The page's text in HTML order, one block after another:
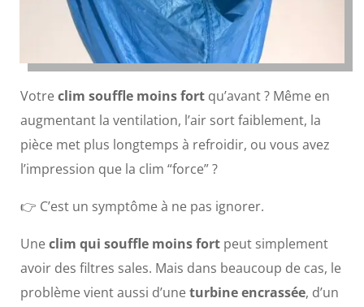
Votreclim souffle moins fort qu’avant ? Même en
augmentant la ventilation, l’air sort faiblement, la
pièce met plus longtemps à refroidir, ou vous avez
l’impression que la clim “force” ?
👉 C’est un symptôme à ne pas ignorer.
Uneclim qui souffle moins fort peut simplement
avoir des filtres sales. Mais dans beaucoup de cas, le
problème vient aussi d’uneturbine encrassée, d’un